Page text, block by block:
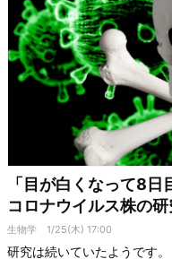
「目が白くなって8
コロナウイルス株の研
生物学 1/25(木) 17:00
研究は続いていたようです